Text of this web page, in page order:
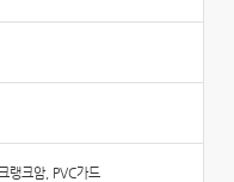
크암, PVC가드